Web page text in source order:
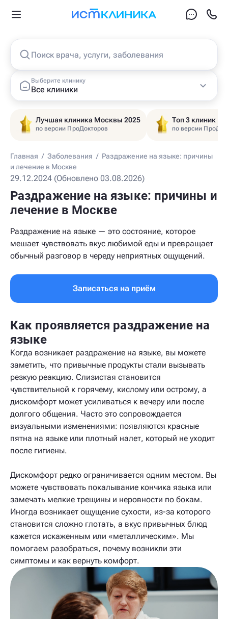
Поиск врача, услуги, заболевания
Выберите клинику
Все клиники
Лучшая клиника Москвы 2025
по версии ПроДокторов
Топ 3 клиник
по версии
Главная / Заболевания / Раздражение на языке: причины
и лечение в Москве
29.12.2024 (Обновлено 03.08.2026)
Раздражение на языке: причины и
лечение в Москве
Раздражение на языке — это состояние, которое
мешает чувствовать вкус любимой еды и превращает
обычный разговор в череду неприятных ощущений.
Записаться на приём
Как проявляется раздражение на
языке
Когда возникает раздражение на языке, вы можете
заметить, что привычные продукты стали вызывать
резкую реакцию. Слизистая становится
чувствительной к горячему, кислому или острому, а
дискомфорт может усиливаться к вечеру или после
долгого общения. Часто это сопровождается
визуальными изменениями: появляются красные
пятна на языке или плотный налет, который не уходит
после гигиены.
Дискомфорт редко ограничивается одним местом. Вы
можете чувствовать покалывание кончика языка или
замечать мелкие трещины и неровности по бокам.
Иногда возникает ощущение сухости, из-за которого
становится сложно глотать, а вкус привычных блюд
кажется искаженным или «металлическим». Мы
помогаем разобраться, почему возникли эти
симптомы и как вернуть комфорт.